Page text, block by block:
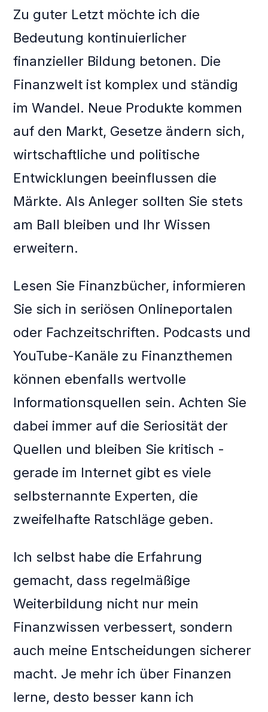
Zu guter Letzt möchte ich die
Bedeutung kontinuierlicher
finanzieller Bildung betonen. Die
Finanzwelt ist komplex und ständig
im Wandel. Neue Produkte kommen
auf den Markt, Gesetze ändern sich,
wirtschaftliche und politische
Entwicklungen beeinflussen die
Märkte. Als Anleger sollten Sie stets
am Ball bleiben und Ihr Wissen
erweitern.
Lesen Sie Finanzbücher, informieren
Sie sich in seriösen Onlineportalen
oder Fachzeitschriften. Podcasts und
YouTube-Kanäle zu Finanzthemen
können ebenfalls wertvolle
Informationsquellen sein. Achten Sie
dabei immer auf die Seriosität der
Quellen und bleiben Sie kritisch -
gerade im Internet gibt es viele
selbsternannte Experten, die
zweifelhafte Ratschläge geben.
Ich selbst habe die Erfahrung
gemacht, dass regelmäßige
Weiterbildung nicht nur mein
Finanzwissen verbessert, sondern
auch meine Entscheidungen sicherer
macht. Je mehr ich über Finanzen
lerne, desto besser kann ich